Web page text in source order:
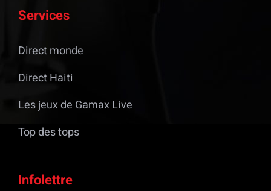
Services
Direct monde
Direct Haiti
Les jeux de Gamax Live
Top des tops
Infolettre